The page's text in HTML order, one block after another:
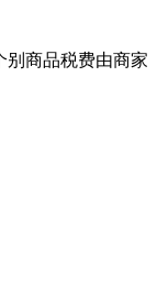
别商品税费由商家